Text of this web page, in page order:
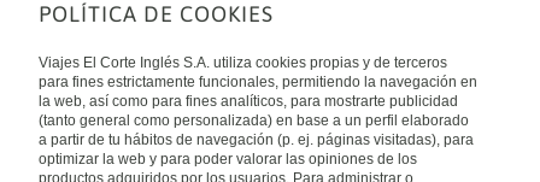
Sobre nosotros
Quiénes somos
Financiación
Sostenibilidad
Turismo accesible
Tarjeta El Corte Inglés
Trabaja con nosotros
El Corte Inglés
Enlaces de interés
Guías de viaje
Catálogos
Auto check-in
Internacional
POLÍTICA DE COOKIES
Viajes El Corte Inglés S.A. utiliza cookies propias y de terceros
para fines estrictamente funcionales, permitiendo la navegación en
la web, así como para fines analíticos, para mostrarte publicidad
(tanto general como personalizada) en base a un perfil elaborado
a partir de tu hábitos de navegación (p. ej. páginas visitadas), para
optimizar la web y para poder valorar las opiniones de los
productos adquiridos por los usuarios. Para administrar o